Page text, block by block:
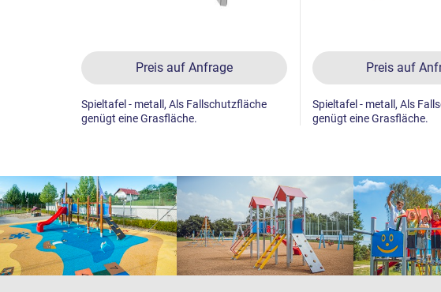
Preis auf Anfrage
Spieltafel - metall, Als Fallschutzfläche
genügt eine Grasfläche.
Preis auf
Spieltafel - metall, Als
genügt eine Grasfläche.